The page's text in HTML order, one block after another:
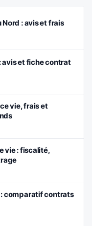
: avis et frais
et fiche contrat
vie, frais et
vie : fiscalité,
comparatif contrats